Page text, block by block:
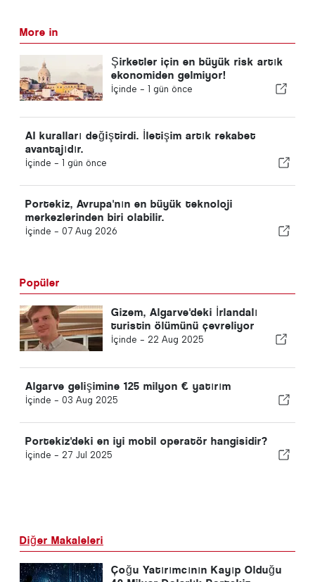
More in
Şirketler için en büyük risk artık
ekonomiden gelmiyor!
İçinde - 1 gün önce
AI kuralları değiştirdi. İletişim artık rekabet
avantajıdır.
İçinde - 1 gün önce
Portekiz, Avrupa'nın en büyük teknoloji
merkezlerinden biri olabilir.
İçinde - 07 Aug 2026
Popüler
Gizem, Algarve'deki İrlandalı
turistin ölümünü çevreliyor
İçinde - 22 Aug 2025
Algarve gelişimine 125 milyon € yatırım
İçinde - 03 Aug 2025
Portekiz'deki en iyi mobil operatör hangisidir?
İçinde - 27 Jul 2025
Diğer Makaleleri
Çoğu Yatırımcının Kayıp Olduğu